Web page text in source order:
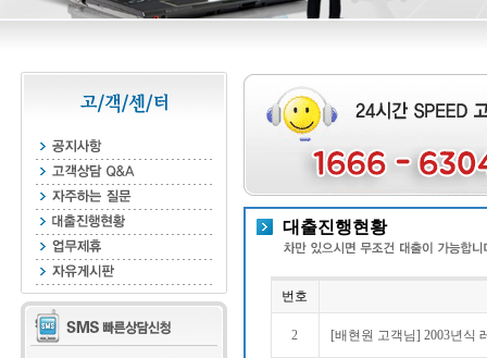
대출진행현황
번호
2 [배현원 고객님] 2003년식